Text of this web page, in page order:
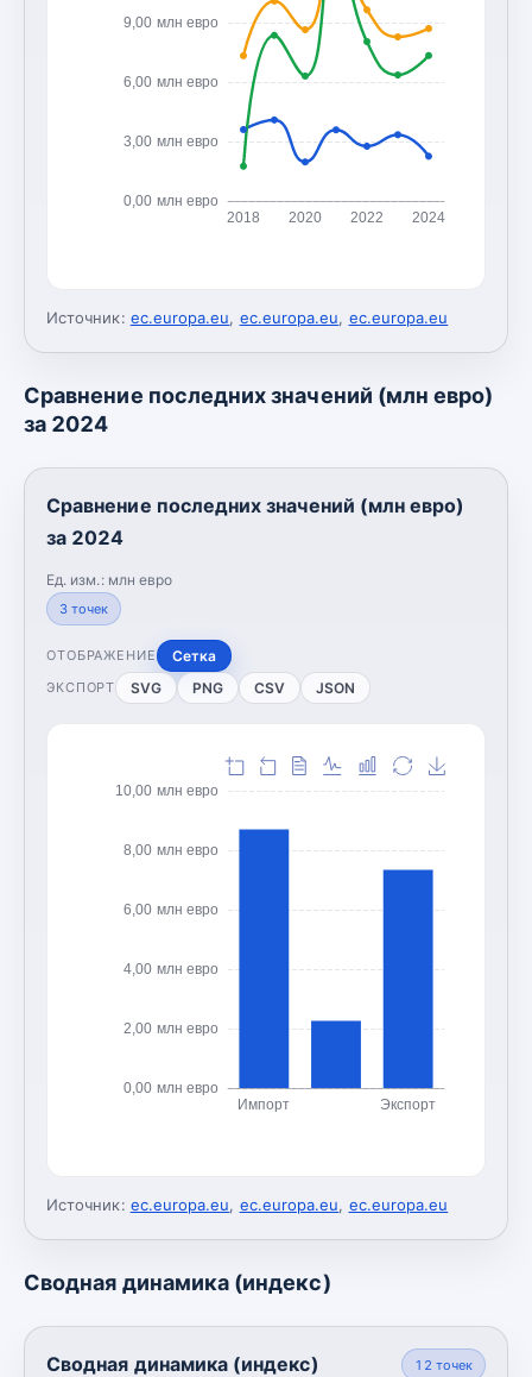
0,00 млн евро
3,00 млн евро
6,00 млн евро
9,00 млн евро
2018 2020 2022 2024
Источник: ec.europa.eu, ec.europa.eu, ec.europa.eu
Сравнение последних значений (млн евро)
за 2024
Сравнение последних значений (млн евро)
за 2024
Ед. изм.: млн евро
3 точек
ОТОБРАЖЕНИЕ Сетка
ЭКСПОРТ SVG PNG CSV JSON
0,00 млн евро
2,00 млн евро
4,00 млн евро
6,00 млн евро
8,00 млн евро
10,00 млн евро
Импорт Экспорт
Источник: ec.europa.eu, ec.europa.eu, ec.europa.eu
Сводная динамика (индекс)
Сводная динамика (индекс) 12 точек